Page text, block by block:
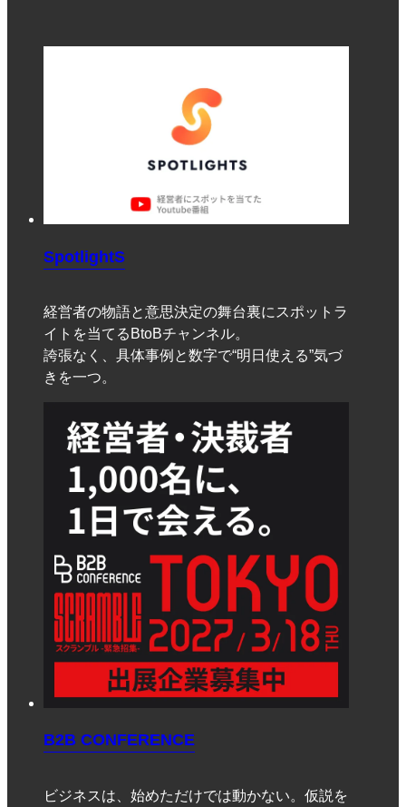
SpotlightS
経営者の物語と意思決定の舞台裏にスポットラ
イトを当てるBtoBチャンネル。
誇張なく、具体事例と数字で“明日使える”気づ
きを一つ。
B2B CONFERENCE
ビジネスは、始めただけでは動かない。仮説を